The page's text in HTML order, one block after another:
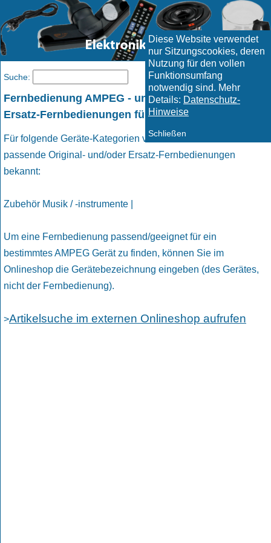
Diese Website verwendet
nur Sitzungscookies, deren
Nutzung für den vollen
Funktionsumfang
notwendig sind. Mehr
Details: Datenschutz-
Hinweise
Schließen
Fernbedienung AMPEG - und geeignete passende
Ersatz-Fernbedienungen für AMPEG Geräte
Für folgende Geräte-Kategorien von AMPEG sind uns
passende Original- und/oder Ersatz-Fernbedienungen
bekannt:
Zubehör Musik / -instrumente |
Um eine Fernbedienung passend/geeignet für ein
bestimmtes AMPEG Gerät zu finden, können Sie im
Onlineshop die Gerätebezeichnung eingeben (des Gerätes,
nicht der Fernbedienung).
>Artikelsuche im externen Onlineshop aufrufen
Suche: